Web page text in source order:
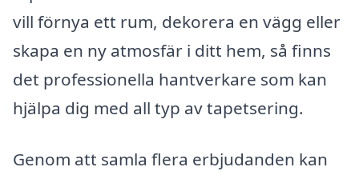
vill förnya ett rum, dekorera en vägg eller
skapa en ny atmosfär i ditt hem, så finns
det professionella hantverkare som kan
hjälpa dig med all typ av tapetsering.
Genom att samla flera erbjudanden kan